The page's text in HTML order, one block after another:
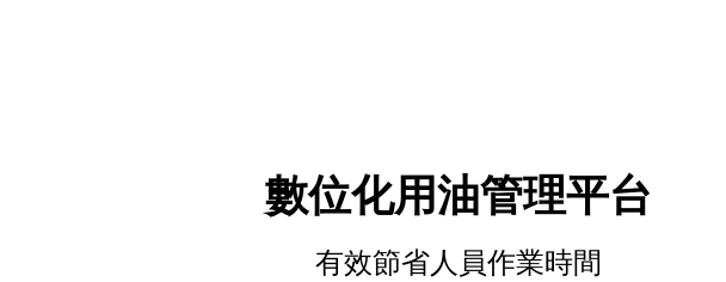
數位化用油管理平台
有效節省人員作業時間